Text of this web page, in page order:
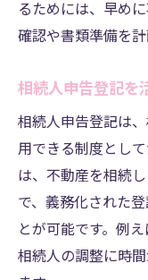
るためには、早め
確認や書類準備を計
相続人申告登記を
相続人申告登記は
用できる制度とし
は、不動産を相続
で、義務化された
とが可能です。例
相続人の調整に時